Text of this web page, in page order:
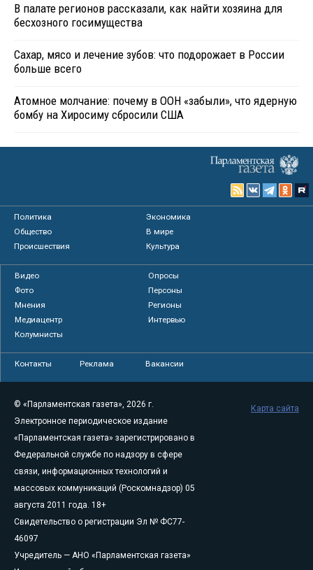
В палате регионов рассказали, как найти хозяина для
бесхозного госимущества
Сахар, мясо и лечение зубов: что подорожает в России
больше всего
Атомное молчание: почему в ООН «забыли», что ядерную
бомбу на Хиросиму сбросили США
Политика
Экономика
Общество
В мире
Происшествия
Культура
Видео
Опросы
Фото
Персоны
Мнения
Регионы
Медиацентр
Интервью
Колумнисты
Контакты Реклама Вакансии
© «Парламентская газета», 2026 г.
Электронное периодическое издание
«Парламентская газета» зарегистрировано в
Федеральной службе по надзору в сфере
связи, информационных технологий и
массовых коммуникаций (Роскомнадзор) 05
августа 2011 года. 18+
Свидетельство о регистрации Эл № ФС77-
46097
Учредитель — АНО «Парламентская газета»
Карта сайта